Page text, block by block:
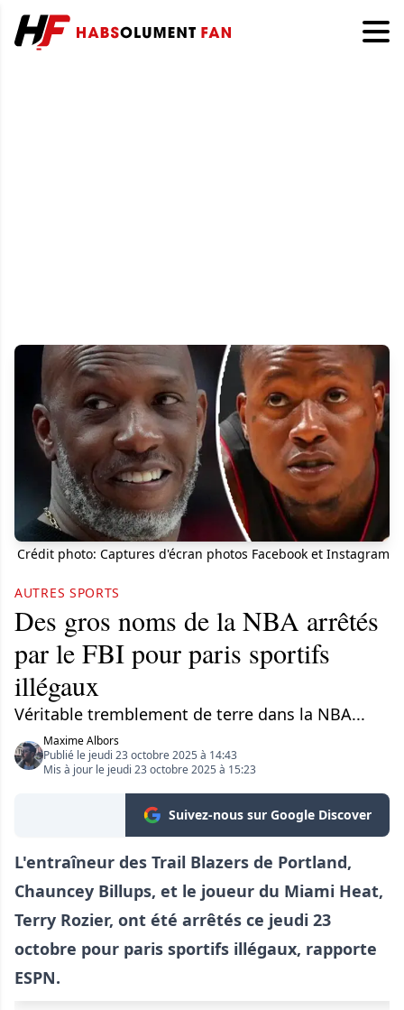
Crédit photo: Captures d'écran photos Facebook et Instagram
AUTRES SPORTS
Des gros noms de la NBA arrêtés
par le FBI pour paris sportifs
illégaux
Véritable tremblement de terre dans la NBA...
Maxime Albors
Publié le jeudi 23 octobre 2025 à 14:43
Mis à jour le jeudi 23 octobre 2025 à 15:23
Suivez-nous sur Google Discover
L'entraîneur des Trail Blazers de Portland,
Chauncey Billups, et le joueur du Miami Heat,
Terry Rozier, ont été arrêtés ce jeudi 23
octobre pour paris sportifs illégaux, rapporte
ESPN.